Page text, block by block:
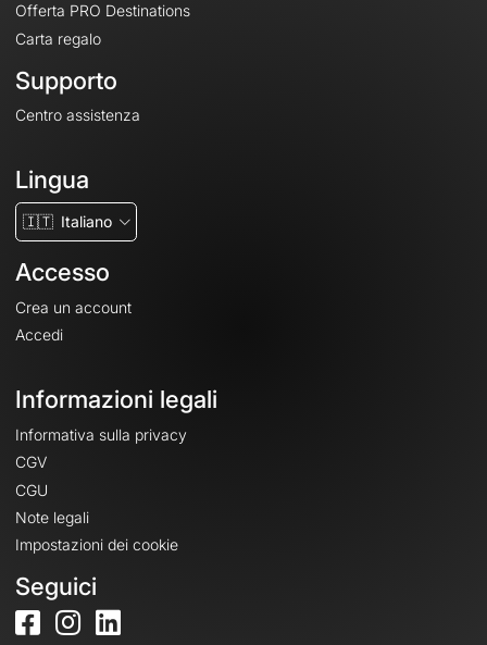
Offerta PRO Destinations
Carta regalo
Supporto
Centro assistenza
Lingua
🇮🇹 Italiano
Accesso
Crea un account
Accedi
Informazioni legali
Informativa sulla privacy
CGV
CGU
Note legali
Impostazioni dei cookie
Seguici